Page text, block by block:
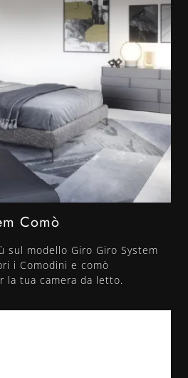
Comò
sul modello Giro Giro System
i Comodini e comò
la tua camera da letto.